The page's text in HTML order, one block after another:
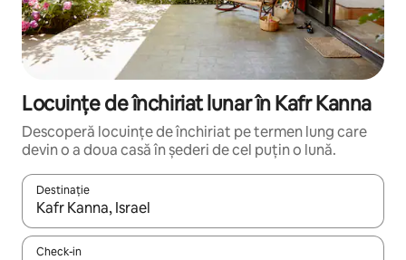
Locuințe de închiriat lunar în Kafr Kanna
Descoperă locuințe de închiriat pe termen lung care
devin o a doua casă în șederi de cel puțin o lună.
Destinație
Când se încarcă rezultatele, navighează folosind tastele
Check-in